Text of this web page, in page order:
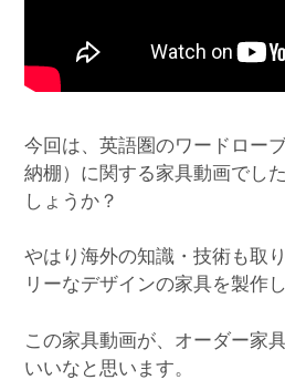
今回は、英語圏のワードロー
納棚）に関する家具動画でし
しょうか？
やはり海外の知識・技術も取
リーなデザインの家具を製作
この家具動画が、オーダー家
いいなと思います。